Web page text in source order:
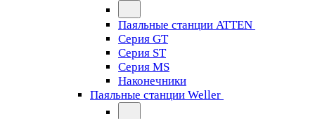
Паяльные станции ATTEN
Серия GT
Серия ST
Серия MS
Наконечники
Паяльные станции Weller